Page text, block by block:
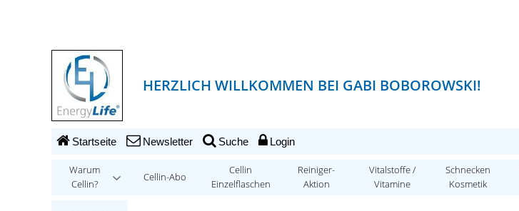
HERZLICH WILLKOMMEN BEI GABI BOBOROWSKI!
Startseite Newsletter Suche Login
Warum
Cellin?
Cellin-Abo
Cellin
Einzelflaschen
Reiniger-
Aktion
Vitalstoffe /
Vitamine
Schnecken
Kosmetik